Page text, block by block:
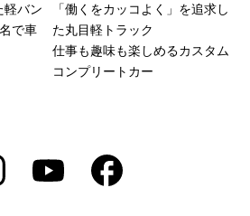
軽バン
で車
「働くをカッコよく」を追求し
た丸目軽トラック
仕事も趣味も楽しめるカスタム
コンプリートカー